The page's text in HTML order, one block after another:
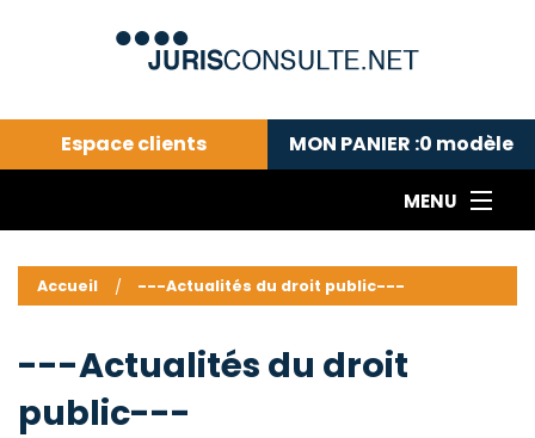
Espace clients MON PANIER :0 modèle
MENU
---Actualités du droit public---
Droit pénal---
Droit privé ---
Abonnement aux actualités
Accueil ---Actualités du droit public---
---Actualités du droit
public---